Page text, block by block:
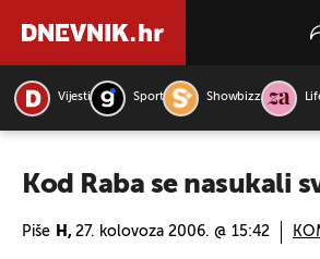
Vijesti Sport Showbizz
Kod Raba se nasukali
Piše H, 27. kolovoza 2006. @ 15:42
PRETRAŽITE VIJESTI